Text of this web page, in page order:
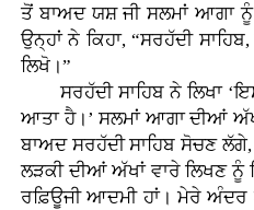
ਤੋਂ ਬਾਅਦ ਯਸ਼ ਜੀ ਸਲਮਾਂ ਆਗਾ
ਉਨ੍ਹਾਂ ਨੇ ਕਿਹਾ, “ਸਰਹੱਦੀ
ਲਿਖੋ।”
ਸਰਹੱਦੀ ਸਾਹਿਬ ਨੇ ਲਿਖਾ
ਆਤਾ ਹੈ।’ ਸਲਮਾਂ ਆਗਾ ਦੀਆਂ
ਬਾਅਦ ਸਰਹੱਦੀ ਸਾਹਿਬ ਸੋਚਣ
ਲੜਕੀ ਦੀਆਂ ਅੱਖਾਂ ਵਾਰੇ ਲਿਖਣ ਨੂੰ
ਰਫ਼ਿਊਜੀ ਆਦਮੀ ਹਾਂ। ਮੇਰੇ